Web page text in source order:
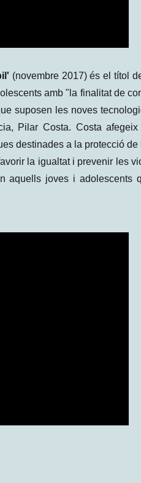
(novembre 2017) és el títol
amb "la finalitat de
suposen les noves
Pilar Costa. Costa
destinades a la protecció de
la igualtat i prevenir les
aquells joves i adolescents